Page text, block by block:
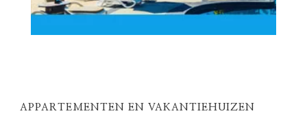
APPARTEMENTEN EN VAKANTIEHUIZEN